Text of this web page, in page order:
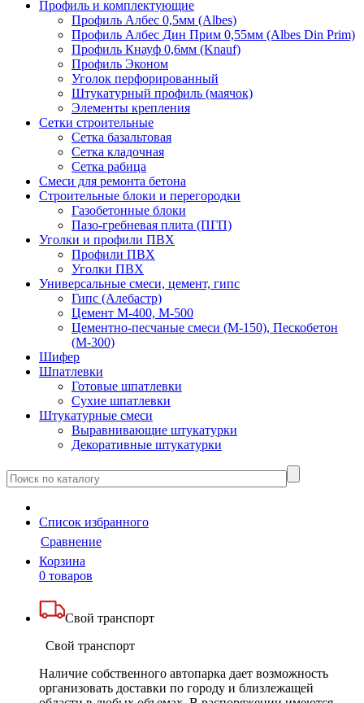
Профиль и комплектующие
Профиль Албес 0,5мм (Albes)
Профиль Албес Дин Прим 0,55мм (Albes Din Prim)
Профиль Кнауф 0,6мм (Knauf)
Профиль Эконом
Уголок перфорированный
Штукатурный профиль (маячок)
Элементы крепления
Сетки строительные
Сетка базальтовая
Сетка кладочная
Сетка рабица
Смеси для ремонта бетона
Строительные блоки и перегородки
Газобетонные блоки
Пазо-гребневая плита (ПГП)
Уголки и профили ПВХ
Профили ПВХ
Уголки ПВХ
Универсальные смеси, цемент, гипс
Гипс (Алебастр)
Цемент М-400, М-500
Цементно-песчаные смеси (М-150), Пескобетон
(М-300)
Шифер
Шпатлевки
Готовые шпатлевки
Сухие шпатлевки
Штукатурные смеси
Выравнивающие штукатурки
Декоративные штукатурки
Cписок избранного
Сравнение
Корзина
0 товаров
Свой транспорт
Свой транспорт
Наличие собственного автопарка дает возможность
организовать доставки по городу и близлежащей